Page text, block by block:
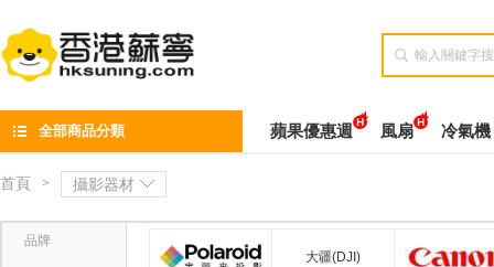

全部商品分類 蘋果優惠週 風扇 冷氣機
首頁 > 攝影器材
品牌
大疆(DJI)